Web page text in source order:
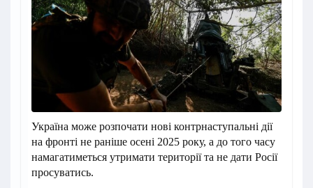
Україна може розпочати нові контрнаступальні дії
на фронті не раніше осені 2025 року, а до того часу
намагатиметься утримати території та не дати Росії
просуватись.